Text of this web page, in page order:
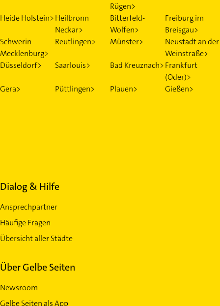
Rügen>
Heide Holstein>Heilbronn
Neckar>
Bitterfeld-
Wolfen>
Freiburg im
Breisgau>
Schwerin
Mecklenburg>
Reutlingen> Münster>
Neustadt an der
Weinstraße>
Düsseldorf>
Saarlouis> Bad Kreuznach>Frankfurt
(Oder)>
Gera>
Püttlingen> Plauen> Gießen>
Dialog & Hilfe
Ansprechpartner
Häufige Fragen
Übersicht aller Städte
Über Gelbe Seiten
Newsroom
Gelbe Seiten als App